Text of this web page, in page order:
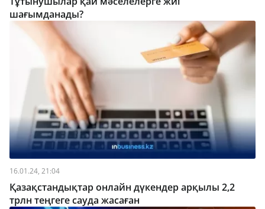
шағымданады?
16.01.24, 21:04
Қазақстандықтар онлайн дүкендер арқылы 2,2
трлн теңгеге сауда жасаған